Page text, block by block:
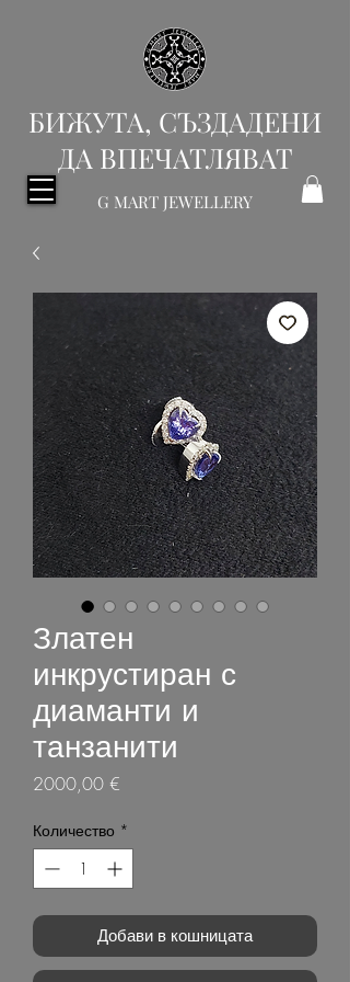
БИЖУТА, СЪЗДАДЕНИ
ДА ВПЕЧАТЛЯВАТ
G MART JEWELLERY
Златен
инкрустиран с
диаманти и
танзанити
2000,00 €
Количество *
Добави в кошницата